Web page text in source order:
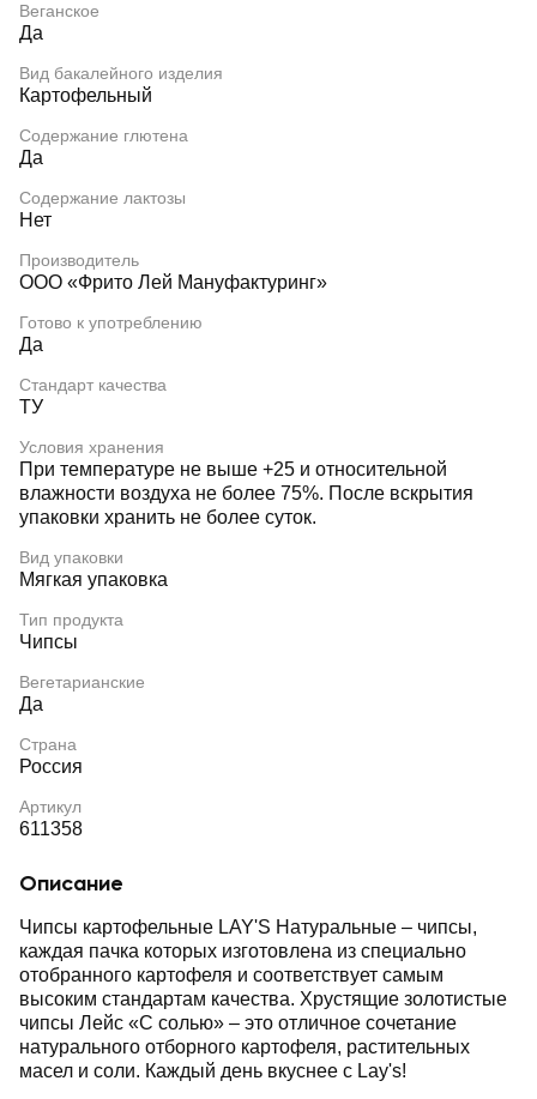
Веганское
Да
Вид бакалейного изделия
Картофельный
Содержание глютена
Да
Содержание лактозы
Нет
Производитель
ООО «Фрито Лей Мануфактуринг»
Готово к употреблению
Да
Стандарт качества
ТУ
Условия хранения
При температуре не выше +25 и относительной
влажности воздуха не более 75%. После вскрытия
упаковки хранить не более суток.
Вид упаковки
Мягкая упаковка
Тип продукта
Чипсы
Вегетарианские
Да
Страна
Россия
Артикул
611358
Описание
Чипсы картофельные LAY'S Натуральные ‒ чипсы,
каждая пачка которых изготовлена из специально
отобранного картофеля и соответствует самым
высоким стандартам качества. Хрустящие золотистые
чипсы Лейс «С солью» ‒ это отличное сочетание
натурального отборного картофеля, растительных
масел и соли. Каждый день вкуснее с Lay's!